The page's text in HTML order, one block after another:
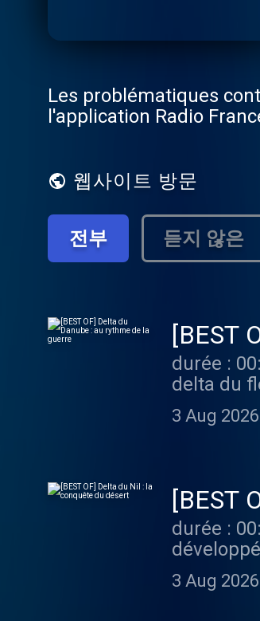
Les problématiques
l'application Radio
웹사이트 방문
전부 듣지 않은
[BEST
durée : 00:58:45 - Cultures monde - Situé à la
delta du
c’est
céréalière ukrainienne. Vous aimez
3 Aug 2026
[BEST
durée : 00:58:12 - Cultures monde - Grâce aux eaux
d’une
vers les
3 Aug 2026